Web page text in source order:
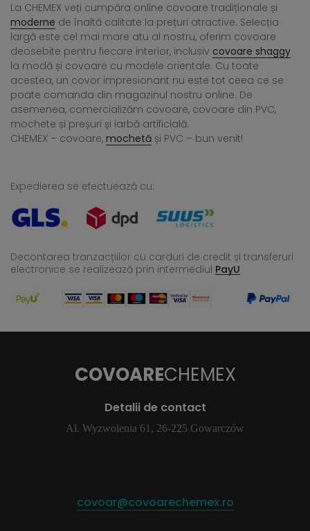
La CHEMEX veți cumpăra online covoare tradiționale și
moderne de înaltă calitate la prețuri atractive. Selecția
largă este cel mai mare atu al nostru, oferim covoare
deosebite pentru fiecare interior, inclusiv covoare shaggy
la modă și covoare cu modele orientale. Cu toate
acestea, un covor impresionant nu este tot ceea ce se
poate comanda din magazinul nostru online. De
asemenea, comercializăm covoare, covoare din PVC,
mochete și preșuri și iarbă artificială.
CHEMEX – covoare, mochetă și PVC – bun venit!
Expedierea se efectuează cu:
Decontarea tranzacțiilor cu carduri de credit și transferuri
electronice se realizează prin intermediul PayU
COVOARECHEMEX
Detalii de contact
Al. Wyzwolenia 61, 26-225 Gowarczów
covoar@covoarechemex.ro